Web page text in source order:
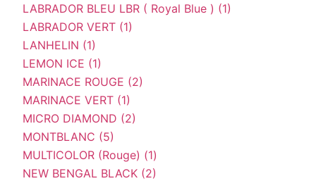
LABRADOR BLEU LBR ( Royal Blue ) (1)
LABRADOR VERT (1)
LANHELIN (1)
LEMON ICE (1)
MARINACE ROUGE (2)
MARINACE VERT (1)
MICRO DIAMOND (2)
MONTBLANC (5)
MULTICOLOR (Rouge) (1)
NEW BENGAL BLACK (2)